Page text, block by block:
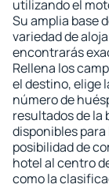
utilizando el
Su amplia base
variedad de
encontrarás
Rellena los
el destino, elige
número de
resultados de la
disponibles
posibilidad de
hotel al centro
como la